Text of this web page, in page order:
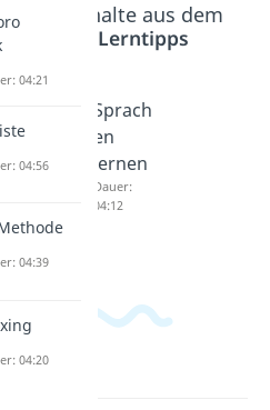
Inhalte aus dem
Lerntipps
Dauer:
Sprach
en
lernen
Dauer:
04:12
04:21
04:56
04:39
04:20